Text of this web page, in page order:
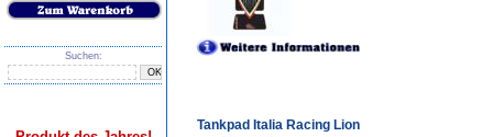
Suchen:
Tankpad Italia Racing Lion